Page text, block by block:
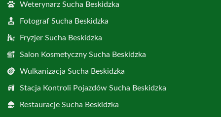
Weterynarz Sucha Beskidzka
Fotograf Sucha Beskidzka
Fryzjer Sucha Beskidzka
Salon Kosmetyczny Sucha Beskidzka
Wulkanizacja Sucha Beskidzka
Stacja Kontroli Pojazdów Sucha Beskidzka
Restauracje Sucha Beskidzka